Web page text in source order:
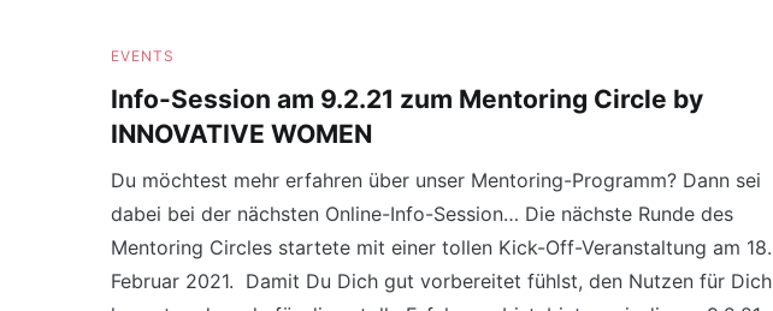
EVENTS
Info-Session am 9.2.21 zum Mentoring Circle by
INNOVATIVE WOMEN
Du möchtest mehr erfahren über unser Mentoring-Programm? Dann sei
dabei bei der nächsten Online-Info-Session… Die nächste Runde des
Mentoring Circles startete mit einer tollen Kick-Off-Veranstaltung am 18.
Februar 2021. Damit Du Dich gut vorbereitet fühlst, den Nutzen für Dich